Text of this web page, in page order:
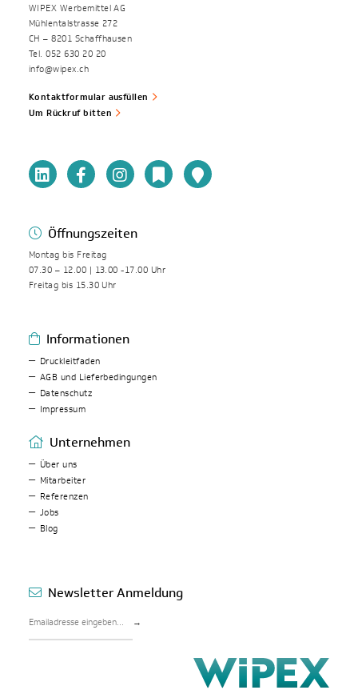
WIPEX Werbemittel AG
Mühlentalstrasse 272
CH – 8201 Schaffhausen
Tel. 052 630 20 20
info@wipex.ch
Kontaktformular ausfüllen
Um Rückruf bitten
Öffnungszeiten
Montag bis Freitag
07.30 – 12.00 | 13.00 -17.00 Uhr
Freitag bis 15.30 Uhr
Informationen
Druckleitfaden
AGB und Lieferbedingungen
Datenschutz
Impressum
Unternehmen
Über uns
Mitarbeiter
Referenzen
Jobs
Blog
Newsletter Anmeldung
→